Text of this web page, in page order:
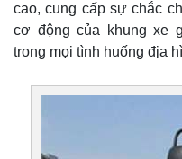
cao, cung cấp sự chắc
cơ động của khung xe
trong mọi tình huống địa